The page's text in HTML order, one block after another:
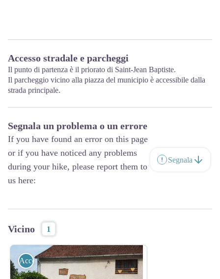
Accesso stradale e parcheggi
Il punto di partenza è il priorato di Saint-Jean Baptiste.
Il parcheggio vicino alla piazza del municipio è accessibile dalla
strada principale.
Segnala un problema o un errore
If you have found an error on this page
or if you have noticed any problems
during your hike, please report them to
us here:
Segnala
Vicino 1
Accoglienza